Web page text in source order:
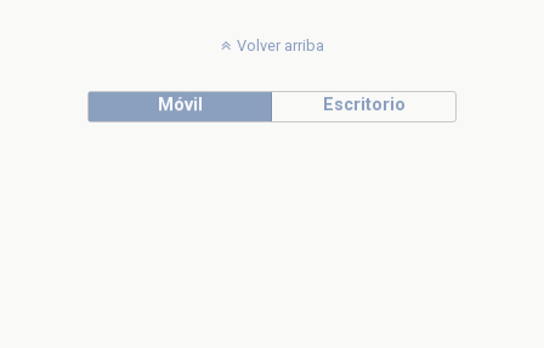
Volver arriba
Móvil Escritorio